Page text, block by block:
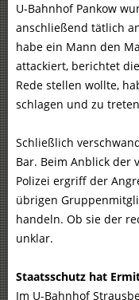
U-Bahnhof Pankow
anschließend tätlich
habe ein Mann den
attackiert, berichtet
Rede stellen wollte,
schlagen und zu
Schließlich
Bar. Beim Anblick der
Polizei ergriff der
übrigen
handeln. Ob sie der
unklar.
Staatsschutz hat
Im U-Bahnhof